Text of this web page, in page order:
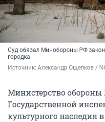
Суд обязал Минобороны РФ
городка
Источник: Александр Ощепков /
Министерство обороны
Государственной
культурного наследия